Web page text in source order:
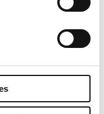
krav på evidens
något alls